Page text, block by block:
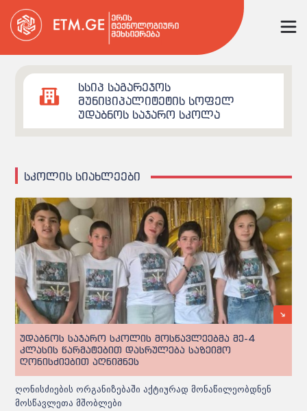
სსიპ საგარეჯოს
მუნიციპალიტეტის სოფელ
უდაბნოს საჯარო სკოლა
სკოლის სიახლეები
უდაბნოს საჯარო სკოლის მოსწავლეებმა მე-4
კლასის წარმატებით დასრულება საზეიმო
ღონისძიებით აღნიშნეს
ღონისძიების ორგანიზებაში აქტიურად მონაწილეობდნენ
მოსწავლეთა მშობლები